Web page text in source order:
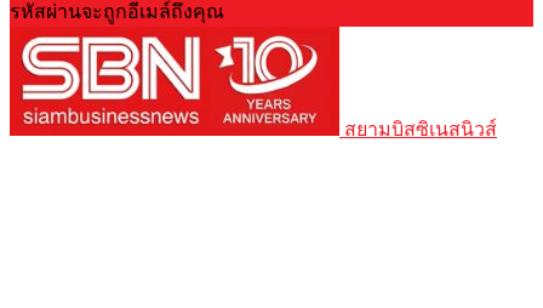
รหัสผ่านจะถูกอีเมล์ถึงคุณ
สยามบิสซิเนสนิวส์